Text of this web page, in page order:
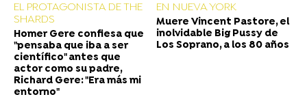
EL PROTAGONISTA DE THE
SHARDS
Homer Gere confiesa que
"pensaba que iba a ser
científico" antes que
actor como su padre,
Richard Gere: "Era más mi
entorno"
EN NUEVA YORK
Muere Vincent Pastore, el
inolvidable Big Pussy de
Los Soprano, a los 80 años